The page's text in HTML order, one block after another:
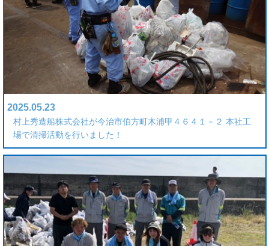
2025.05.23
村上秀造船株式会社が今治市伯方町木浦甲４６４１－２ 本社工
場で清掃活動を行いました！